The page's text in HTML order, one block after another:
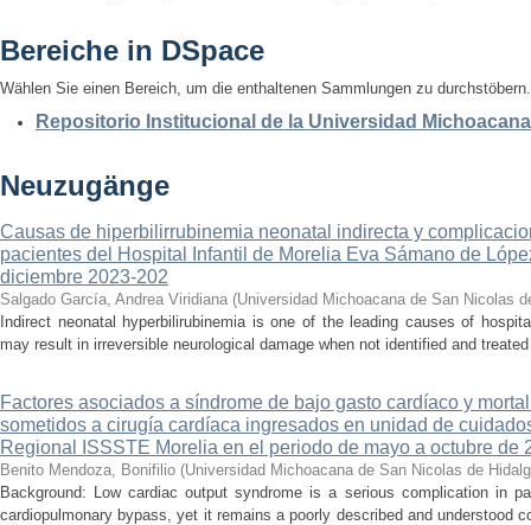
Bereiche in DSpace
Wählen Sie einen Bereich, um die enthaltenen Sammlungen zu durchstöbern.
Repositorio Institucional de la Universidad
Neuzugänge
Causas de hiperbilirrubinemia neonatal indirecta y
pacientes del Hospital Infantil de Morelia Eva Sámano de
diciembre 2023-202
Salgado García, Andrea Viridiana (Universidad Michoacana de San Nicolas
Indirect neonatal hyperbilirubinemia is one of the leading causes of
may result in irreversible neurological damage when not identified and
Factores asociados a síndrome de bajo gasto cardíaco y
sometidos a cirugía cardíaca ingresados en unidad de
Regional ISSSTE Morelia en el periodo de mayo a octubre de
Benito Mendoza, Bonifilio (Universidad Michoacana de San Nicolas de
Background: Low cardiac output syndrome is a serious complication in
cardiopulmonary bypass, yet it remains a poorly described and understood